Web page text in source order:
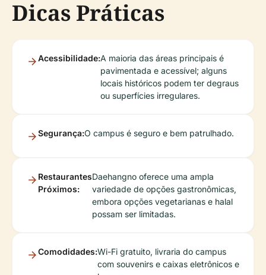
Dicas Práticas
Acessibilidade:A maioria das áreas principais é
pavimentada e acessível; alguns
locais históricos podem ter degraus
ou superfícies irregulares.
Segurança:O campus é seguro e bem patrulhado.
Restaurantes
Próximos:
Daehangno oferece uma ampla
variedade de opções gastronômicas,
embora opções vegetarianas e halal
possam ser limitadas.
Comodidades:Wi-Fi gratuito, livraria do campus
com souvenirs e caixas eletrônicos e